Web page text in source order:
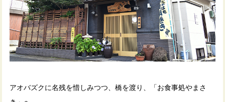
アオバズクに名残を惜しみつつ、橋を渡り、「お食事処やまさ